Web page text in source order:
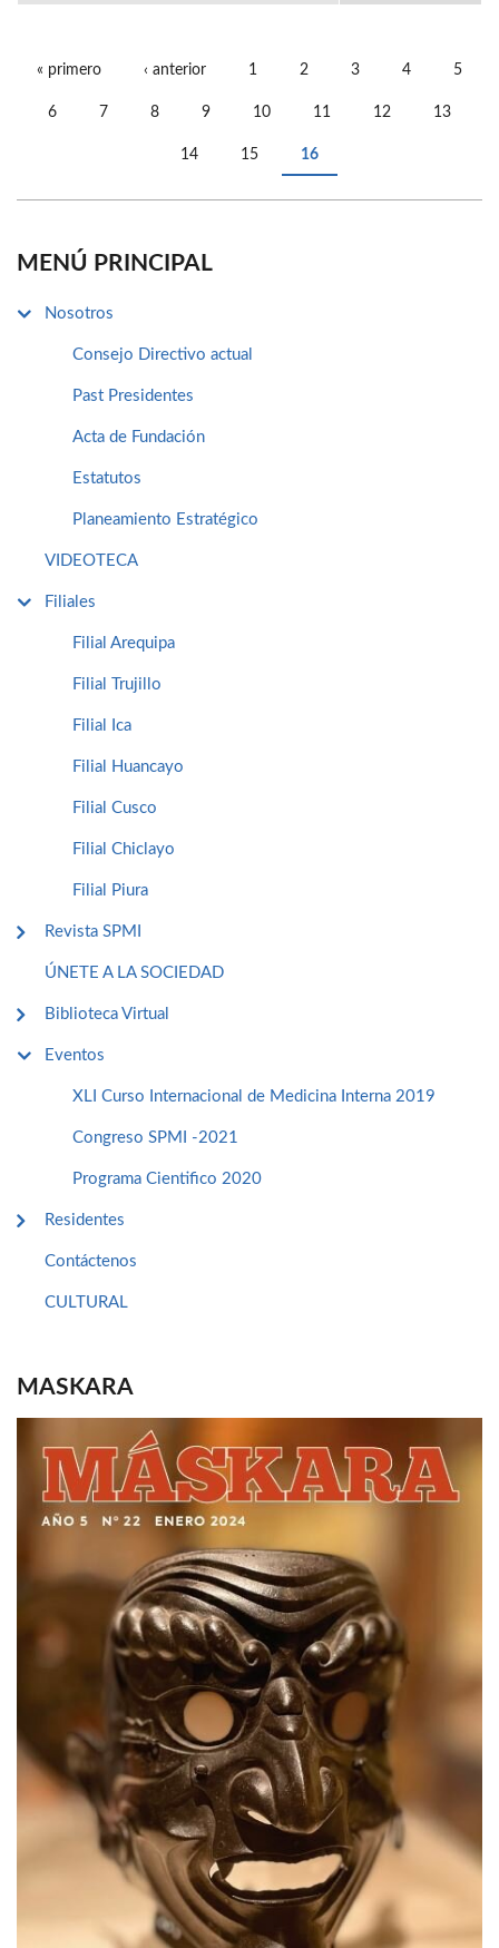
« primero ‹ anterior 1 2 3 4 5
6 7 8 9 10 11 12 13
14 15 16
MENÚ PRINCIPAL
Nosotros
Consejo Directivo actual
Past Presidentes
Acta de Fundación
Estatutos
Planeamiento Estratégico
VIDEOTECA
Filiales
Filial Arequipa
Filial Trujillo
Filial Ica
Filial Huancayo
Filial Cusco
Filial Chiclayo
Filial Piura
Revista SPMI
ÚNETE A LA SOCIEDAD
Biblioteca Virtual
Eventos
XLI Curso Internacional de Medicina Interna 2019
Congreso SPMI -2021
Programa Cientifico 2020
Residentes
Contáctenos
CULTURAL
MASKARA